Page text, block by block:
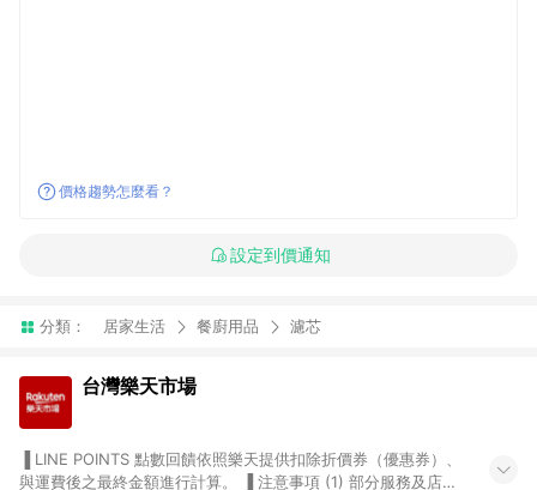
價格趨勢怎麼看？
設定到價通知
分類： 居家生活 餐廚用品 濾芯
台灣樂天市場
與運費後之最終金額進行計算。 ▐ 注意事項 (1) 部分服務及店家